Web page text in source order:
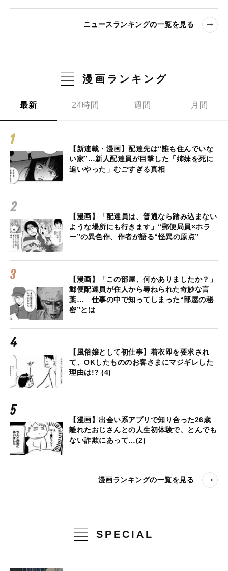
ニュースランキングの一覧を見る
漫画ランキング
最新 24時間 週間 月間
【新連載・漫画】配達先は“誰も住んでいな
い家”…新人配達員が目撃した「姉妹を死に
追いやった」むごすぎる真相
【漫画】「配達員は、普通なら踏み込まない
ような場所にも行きます」“郵便局員×ホラ
ー”の異色作、作者が語る“怪異の原点”
【漫画】「この部屋、何かありましたか？」
郵便配達員が住人から尋ねられた奇妙な言
葉… 仕事の中で知ってしまった“部屋の秘
密”とは
【風俗嬢として初仕事】着衣即を要求され
て、OKしたもののお客さまにマジギレした
理由は!? (4)
【漫画】出会い系アプリで知り合った26歳
離れたおじさんとの人生初体験で、とんでも
ない詐欺にあって…(2)
漫画ランキングの一覧を見る
SPECIAL